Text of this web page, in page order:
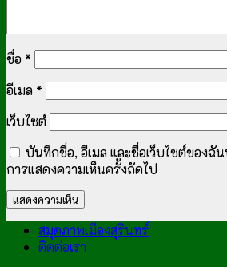
ชื่อ *
อีเมล *
เว็บไซต์
บันทึกชื่อ, อีเมล และชื่อเว็บไซต์ของฉั
การแสดงความเห็นครั้งถัดไป
สมุดภาพเมืองสุรินทร์
ติดต่อเรา